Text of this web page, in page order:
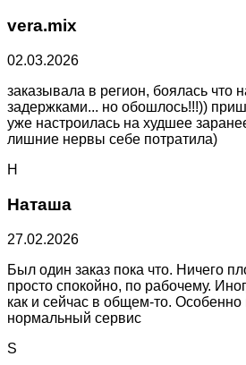
vera.mix
02.03.2026
заказывала в регион, боялась что
задержками... но обошлось!!!))
уже настроилась на худшее
лишние нервы себе потратила)
Н
Наташа
27.02.2026
Был один заказ пока что. Ничего
просто спокойно, по рабочему.
как и сейчас в общем-то.
нормальный сервис
S